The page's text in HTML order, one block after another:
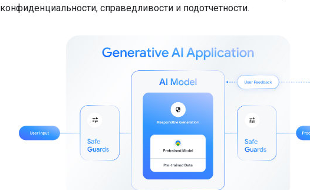
конфиденциальности, справедливости и подотчетности.